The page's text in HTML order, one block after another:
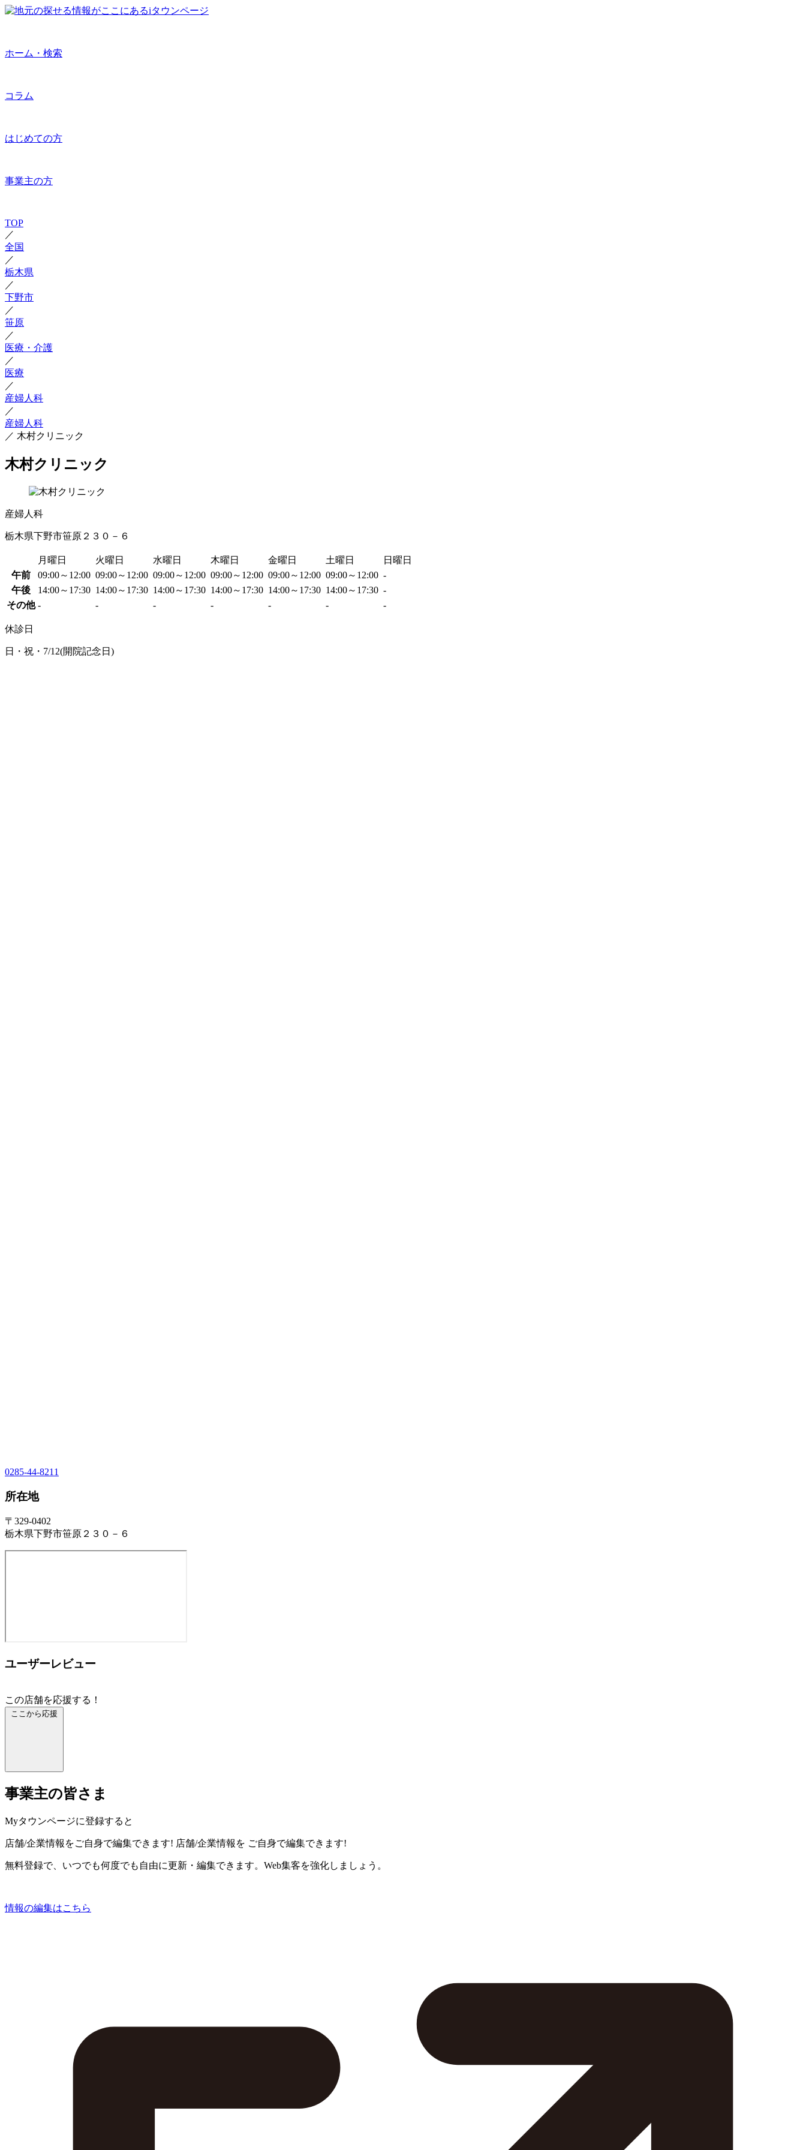
ホーム・検索
コラム
はじめての方
事業主の方
TOP
／
全国
／
栃木県
／
下野市
／
笹原
／
医療・介護
／
医療
／
産婦人科
／
産婦人科
／ 木村クリニック
木村クリニック
産婦人科
栃木県下野市笹原２３０－６
月曜日 火曜日 水曜日 木曜日 金曜日 土曜日
日曜日
午前
09:00～12:00 09:00～12:00 09:00～12:00 09:00～12:00 09:00～12:00 09:00～12:00 -
午後
14:00～17:30 14:00～17:30 14:00～17:30 14:00～17:30 14:00～17:30 14:00～17:30 -
その他 - - - - - - -
休診日
日・祝・7/12(開院記念日)
0285-44-8211
所在地
〒329-0402
栃木県下野市笹原２３０－６
ユーザーレビュー
この店舗を応援する！
ここから応援
事業主の皆さま
Myタウンページに登録すると
店舗/企業情報をご自身で編集できます! 店舗/企業情報を ご自身で編集できます!
無料登録で、いつでも何度でも自由に更新・編集できます。Web集客を強化しましょう。
情報の編集はこちら